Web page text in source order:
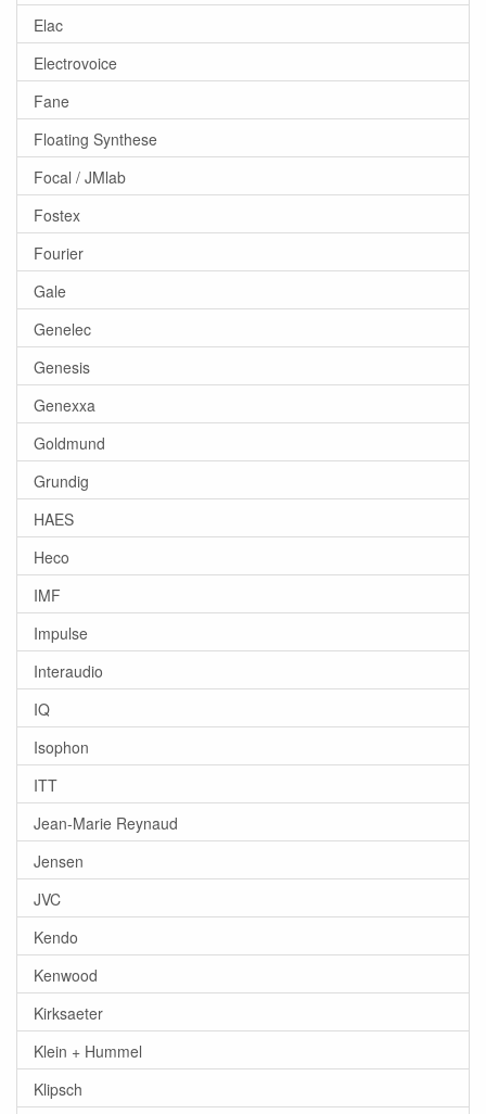
Elac
Electrovoice
Fane
Floating Synthese
Focal / JMlab
Fostex
Fourier
Gale
Genelec
Genesis
Genexxa
Goldmund
Grundig
HAES
Heco
IMF
Impulse
Interaudio
IQ
Isophon
ITT
Jean-Marie Reynaud
Jensen
JVC
Kendo
Kenwood
Kirksaeter
Klein + Hummel
Klipsch